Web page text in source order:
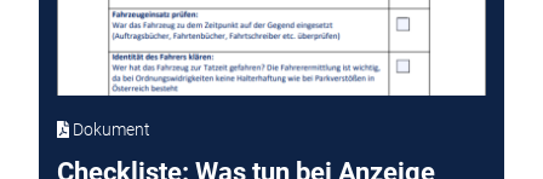
Dokument
Checkliste: Was tun bei Anzeige